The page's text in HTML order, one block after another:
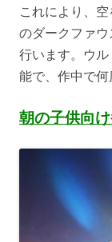
これにより、
のダークファ
行います。ウ
能で、作中で何
朝の子供向